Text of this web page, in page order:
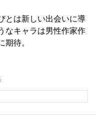
とは新しい出会いに導
なキャラは男性作家作
期待。